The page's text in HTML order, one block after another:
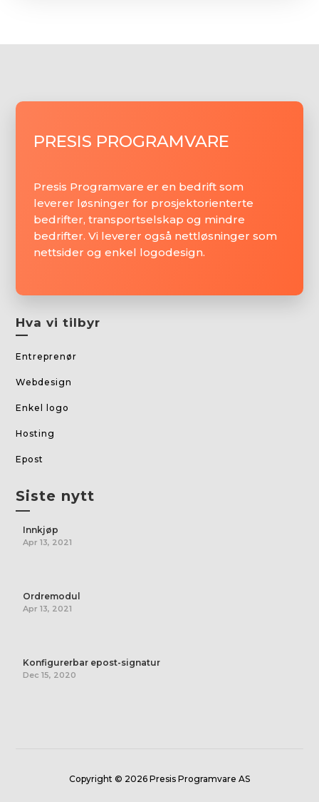
PRESIS PROGRAMVARE
Presis Programvare er en bedrift som
leverer løsninger for prosjektorienterte
bedrifter, transportselskap og mindre
bedrifter. Vi leverer også nettløsninger som
nettsider og enkel logodesign.
Hva vi tilbyr
—
Entreprenør
Webdesign
Enkel logo
Hosting
Epost
Siste nytt
—
Innkjøp
Apr 13, 2021
Ordremodul
Apr 13, 2021
Konfigurerbar epost-signatur
Dec 15, 2020
Copyright © 2026 Presis Programvare AS